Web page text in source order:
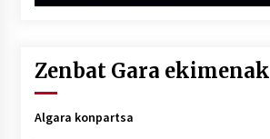
Zenbat Gara ekimenak
Algara konpartsa